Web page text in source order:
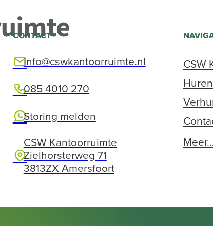
CONTACT
info@cswkantoorruimte.nl
085 4010 270
Storing melden

CSW Kantoorruimte
Zielhorsterweg 71
3813ZX Amersfoort
CSW
Huren
Meer…